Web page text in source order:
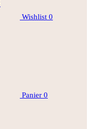
Wishlist 0
Panier 0